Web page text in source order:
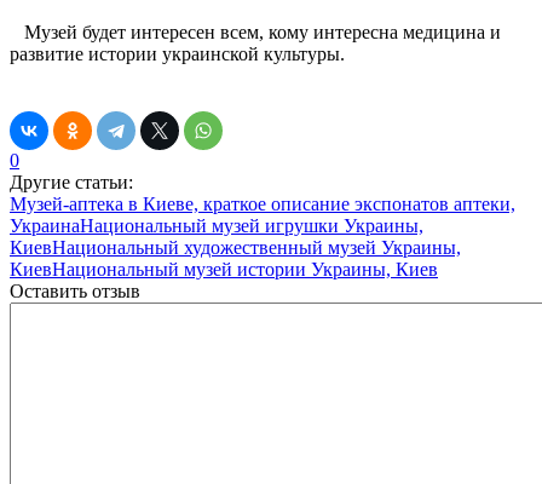
Музей будет интересен всем, кому интересна медицина и
развитие истории украинской культуры.
0
Другие статьи:
Музей-аптека в Киеве, краткое описание экспонатов аптеки,
УкраинаНациональный музей игрушки Украины,
КиевНациональный художественный музей Украины,
КиевНациональный музей истории Украины, Киев
Оставить отзыв